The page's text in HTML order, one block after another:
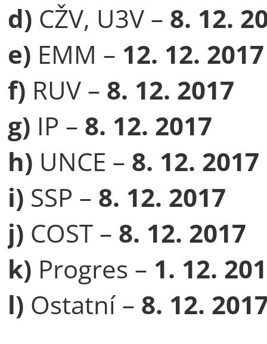
d) CŽV, U3V – 8. 12.
e) EMM – 12. 12. 2017
f) RUV – 8. 12. 2017
g) IP – 8. 12. 2017
h) UNCE – 8. 12. 2017
i) SSP – 8. 12. 2017
j) COST – 8. 12. 2017
k) Progres – 1. 12.
l) Ostatní – 8. 12.